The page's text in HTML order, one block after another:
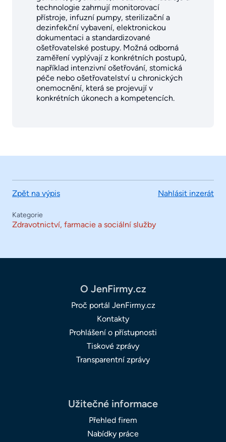
technologie zahrnují monitorovací
přístroje, infuzní pumpy, sterilizační a
dezinfekční vybavení, elektronickou
dokumentaci a standardizované
ošetřovatelské postupy. Možná odborná
zaměření vyplývají z konkrétních postupů,
například intenzivní ošetřování, stomická
péče nebo ošetřovatelství u chronických
onemocnění, která se projevují v
konkrétních úkonech a kompetencích.
Zpět na výpis Nahlásit inzerát
Kategorie
Zdravotnictví, farmacie a sociální služby
O JenFirmy.cz
Proč portál JenFirmy.cz
Kontakty
Prohlášení o přístupnosti
Tiskové zprávy
Transparentní zprávy
Užitečné informace
Přehled firem
Nabídky práce